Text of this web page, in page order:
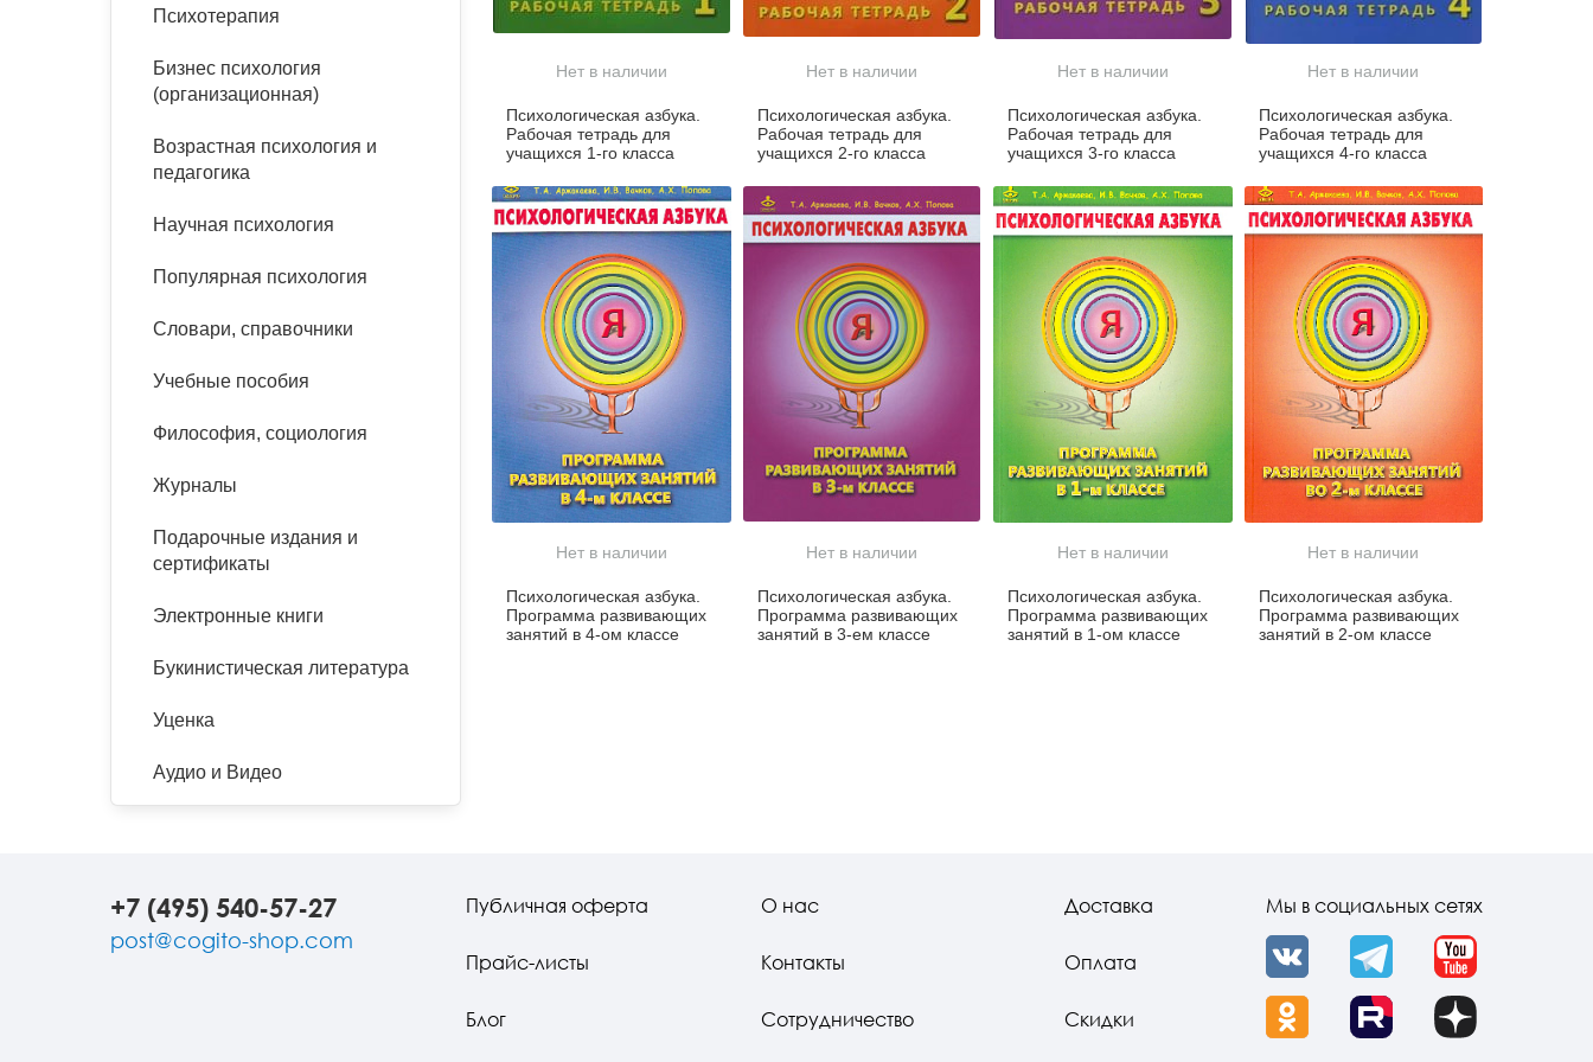
панические атаки
Психодрама
Сказкотерапия
психотерапии
Классический, эриксоновский
эргономика
Социальная психология
Психология развития
организационная психология
психоанализ
Психотерапия
Бизнес психология
(организационная)
Возрастная психология и
педагогика
Научная психология
Популярная психология
Словари, справочники
Учебные пособия
Философия, социология
Журналы
Подарочные издания и
сертификаты
Электронные книги
Букинистическая литература
Уценка
Аудио и Видео
Нет в наличии
Психологическая азбука.
Рабочая тетрадь для
учащихся 1-го класса
Нет в наличии
Психологическая азбука.
Рабочая тетрадь для
учащихся 2-го класса
Нет в наличии
Психологическая азбука.
Рабочая тетрадь для
учащихся 3-го класса
Нет в наличии
Психологическая азбука.
Рабочая тетрадь для
учащихся 4-го класса
Нет в наличии
Психологическая азбука.
Программа развивающих
занятий в 4-ом классе
Нет в наличии
Психологическая азбука.
Программа развивающих
занятий в 3-ем классе
Нет в наличии
Психологическая азбука.
Программа развивающих
занятий в 1-ом классе
Нет в наличии
Психологическая азбука.
Программа развивающих
занятий в 2-ом классе
+7 (495) 540-57-27
post@cogito-shop.com
Публичная оферта
Прайс-листы
Блог
О нас
Контакты
Сотрудничество
Доставка
Оплата
Скидки
Мы в социальных сетях
VK Telegram YouTube
OK Rutube Dzen